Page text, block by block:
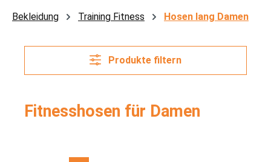
Bekleidung Training Fitness Hosen lang Damen
Produkte filtern
Fitnesshosen für Damen